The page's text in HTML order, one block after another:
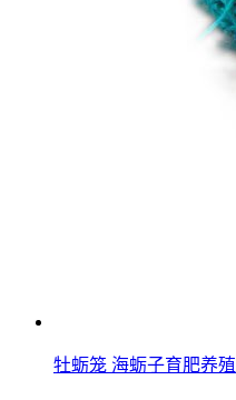
牡蛎笼 海蛎子育肥养殖